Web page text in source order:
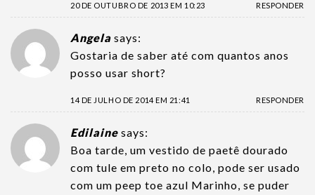
20 DE OUTUBRO DE 2013 EM 10:23 RESPONDER
Angela says:
Gostaria de saber até com quantos anos
posso usar short?
14 DE JULHO DE 2014 EM 21:41 RESPONDER
Edilaine says:
Boa tarde, um vestido de paetê dourado
com tule em preto no colo, pode ser usado
com um peep toe azul Marinho, se puder